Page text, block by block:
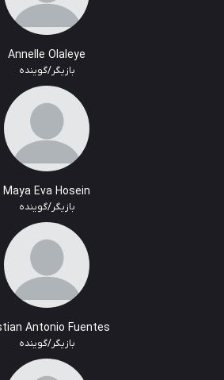
Annelle Olaleye
بازیگر/گوینده
Maya Eva Hosein
بازیگر/گوینده
Bastian Antonio Fuentes
بازیگر/گوینده